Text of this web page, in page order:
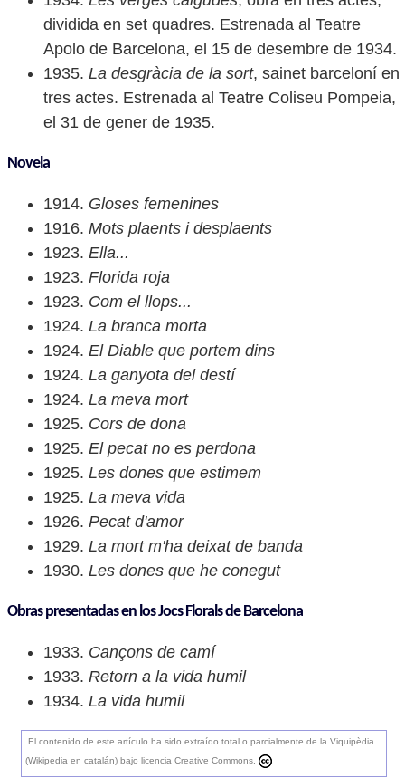
dividida en set quadres. Estrenada al Teatre
Apolo de Barcelona, el 15 de desembre de 1934.
1935. La desgràcia de la sort, sainet barceloní en
tres actes. Estrenada al Teatre Coliseu Pompeia,
el 31 de gener de 1935.
Novela
1914. Gloses femenines
1916. Mots plaents i desplaents
1923. Ella...
1923. Florida roja
1923. Com el llops...
1924. La branca morta
1924. El Diable que portem dins
1924. La ganyota del destí
1924. La meva mort
1925. Cors de dona
1925. El pecat no es perdona
1925. Les dones que estimem
1925. La meva vida
1926. Pecat d'amor
1929. La mort m'ha deixat de banda
1930. Les dones que he conegut
Obras presentadas en los Jocs Florals de Barcelona
1933. Cançons de camí
1933. Retorn a la vida humil
1934. La vida humil
El contenido de este artículo ha sido extraído total o parcialmente de la Viquipèdia
(Wikipedia en catalán) bajo licencia Creative Commons.